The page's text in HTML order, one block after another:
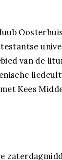
van de
Kees